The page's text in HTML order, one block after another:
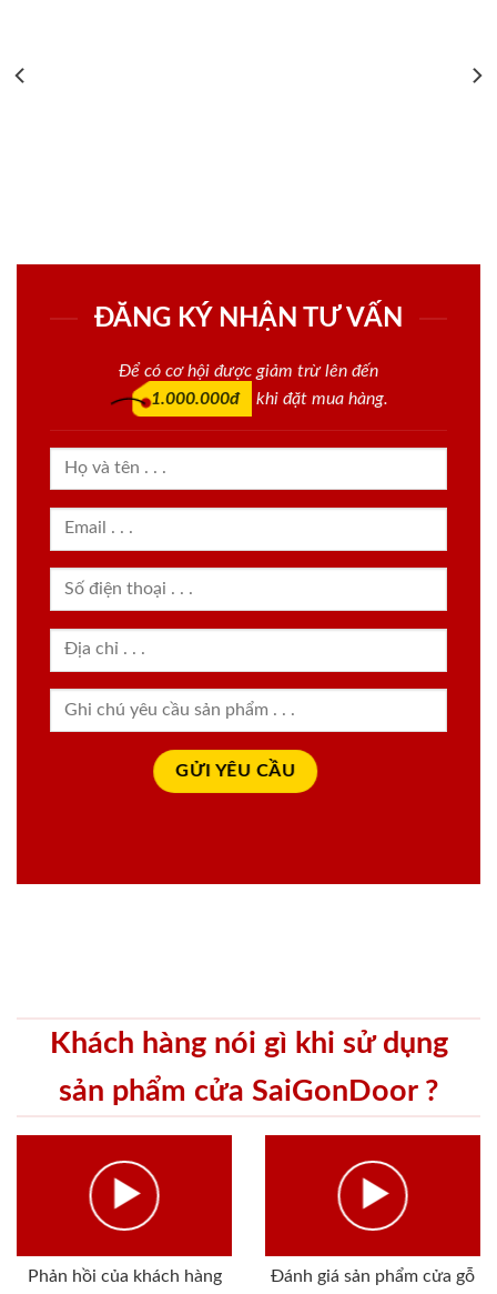
ĐĂNG KÝ NHẬN TƯ VẤN
Để có cơ hội được giảm trừ lên đến
1.000.000đ
khi đặt mua hàng.
Khách hàng nói gì khi sử dụng
sản phẩm cửa SaiGonDoor ?
Phản hồi của khách hàng
Đánh giá sản phẩm cửa gỗ